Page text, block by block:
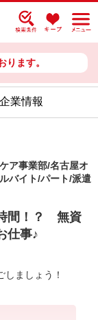
ります。
企業情報
ア事業部/名古屋オ
バイト/パート/派遣
間！？ 無資
仕事♪
ましょう！